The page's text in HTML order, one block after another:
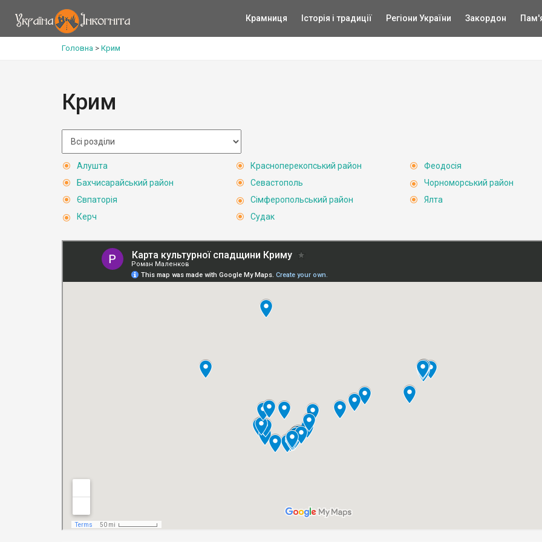
Крамниця Історія і традиції Регіони України Закордон
Головна > Крим
Крим
Алушта
Бахчисарайський район
Євпаторія
Керч
Красноперекопський район
Севастополь
Сімферопольський район
Судак
Феодосія
Чорноморський район
Ялта